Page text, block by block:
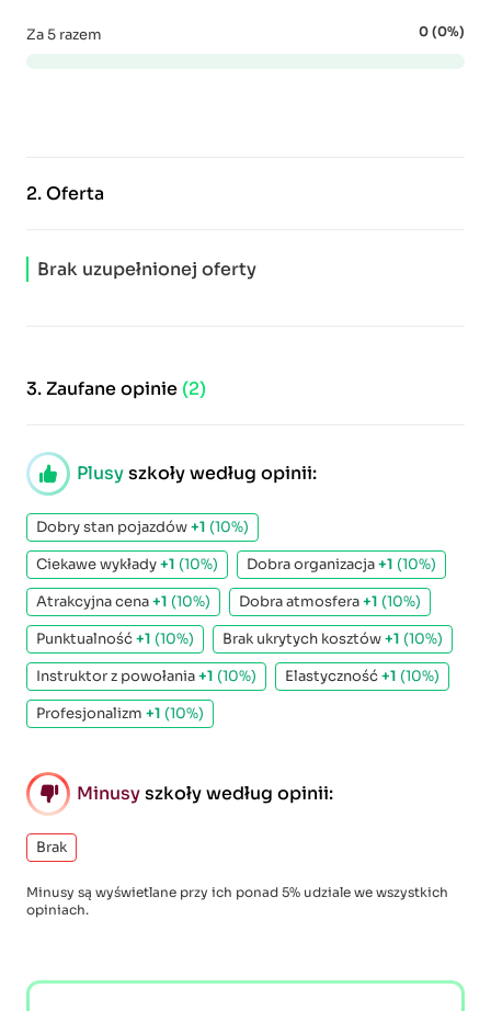
Za 5 razem 0 (0%)
2.Oferta
Brak uzupełnionej oferty
3.Zaufane opinie (2)
Plusyszkoły według opinii:
Dobry stan pojazdów+1 (10%)
Ciekawe wykłady+1 (10%) Dobra organizacja+1 (10%)
Atrakcyjna cena+1 (10%) Dobra atmosfera+1 (10%)
Punktualność+1 (10%) Brak ukrytych kosztów+1 (10%)
Instruktor z powołania+1 (10%) Elastyczność+1 (10%)
Profesjonalizm +1 (10%)
Minusyszkoły według opinii:
Brak
Minusy są wyświetlane przy ich ponad 5% udziale we wszystkich
opiniach.